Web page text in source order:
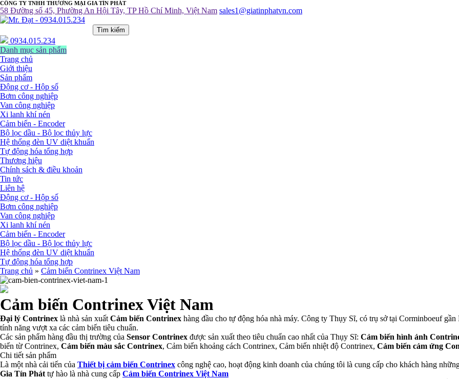
CÔNG TY TNHH THƯƠNG MẠI GIA TÍN PHÁT
58 Đường số 45, Phường An Hội Tây, TP Hồ Chí Minh, Việt Nam sales1@giatinphatvn.com
Tìm kiếm
0934.015.234
Danh mục sản phẩm
Trang chủ
Giới thiệu
Sản phẩm
Động cơ - Hộp số
Bơm công nghiệp
Van công nghiệp
Xi lanh khí nén
Cảm biến - Encoder
Bộ lọc dầu - Bộ lọc thủy lực
Hệ thống đèn UV diệt khuẩn
Tự động hóa tổng hợp
Thương hiệu
Chính sách & điều khoản
Tin tức
Liên hệ
Động cơ - Hộp số
Bơm công nghiệp
Van công nghiệp
Xi lanh khí nén
Cảm biến - Encoder
Bộ lọc dầu - Bộ lọc thủy lực
Hệ thống đèn UV diệt khuẩn
Tự động hóa tổng hợp
Trang chủ » Cảm biến Contrinex Việt Nam
Cảm biến Contrinex Việt Nam
Đại lý Contrinex là nhà sản xuất Cảm biến Contrinex hàng đầu cho tự động hóa nhà máy. Công ty Thụy Sĩ, có trụ sở tại Corminboeuf
tính năng vượt xa các cảm biến tiêu chuẩn.
Các sản phẩm hàng đầu thị trường của Sensor Contrinex được sản xuất theo tiêu chuẩn cao nhất của Thụy Sĩ: Cảm biến hình ảnh
biến từ Contrinex, Cảm biến màu sắc Contrinex, Cảm biến khoảng cách Contrinex, Cảm biến nhiệt độ Contrinex, Cảm biến cảm ứng
Chi tiết sản phẩm
Là một nhà cải tiến của Thiết bị cảm biến Contrinex công nghệ cao, hoạt động kinh doanh của chúng tôi là cung cấp cho khách hàng
Gia Tín Phát tự hào là nhà cung cấp Cảm biến Contrinex Việt Nam